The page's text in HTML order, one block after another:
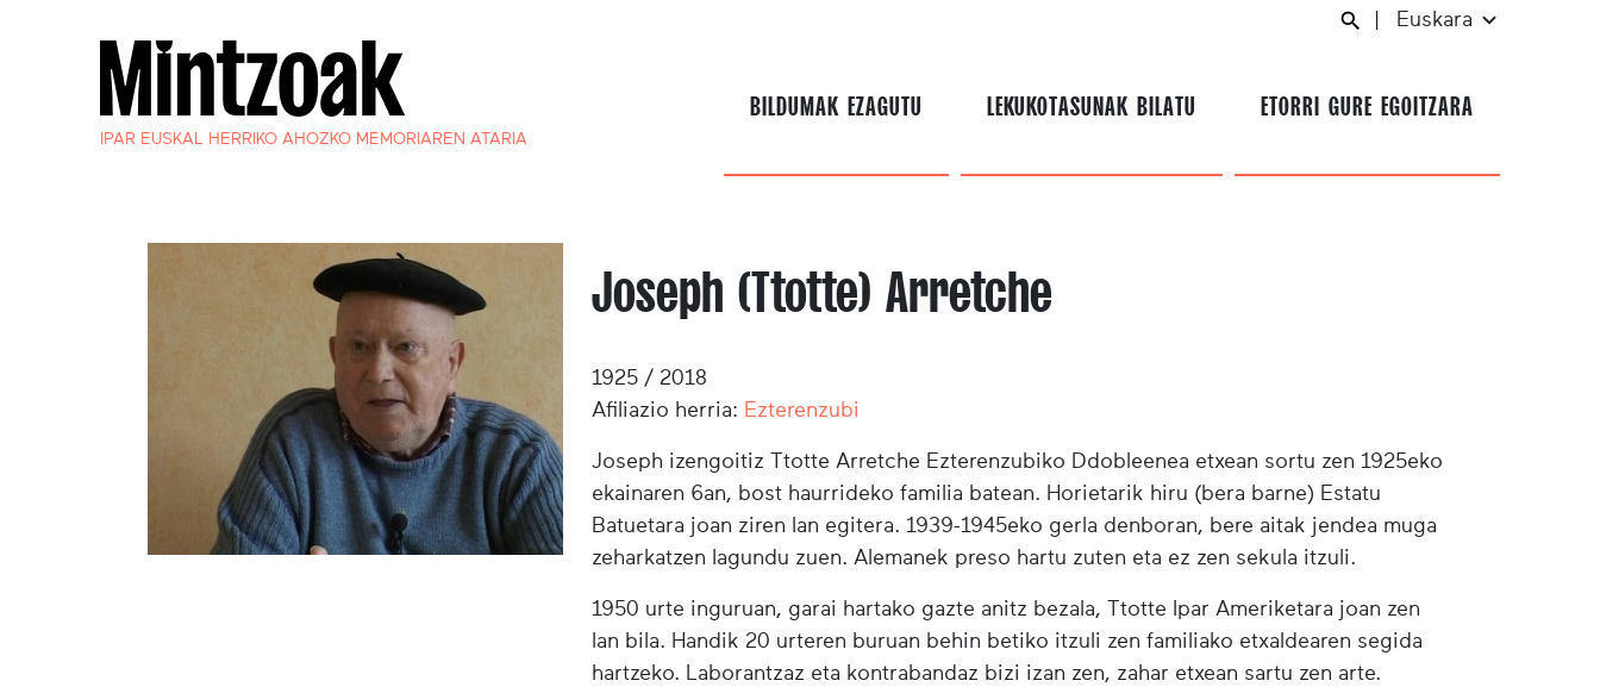
IPAR EUSKAL HERRIKO AHOZKO MEMORIAREN ATARIA
Euskara
BILDUMAK EZAGUTU LEKUKOTASUNAK BILATU ETORRI GURE EGOITZARA
Joseph (Ttotte) Arretche
1925 / 2018
Afiliazio herria: Ezterenzubi
Joseph izengoitiz Ttotte Arretche Ezterenzubiko Ddobleenea etxean sortu zen 1925eko
ekainaren 6an, bost haurrideko familia batean. Horietarik hiru (bera barne) Estatu
Batuetara joan ziren lan egitera. 1939-1945eko gerla denboran, bere aitak jendea muga
zeharkatzen lagundu zuen. Alemanek preso hartu zuten eta ez zen sekula itzuli.
1950 urte inguruan, garai hartako gazte anitz bezala, Ttotte Ipar Ameriketara joan zen
lan bila. Handik 20 urteren buruan behin betiko itzuli zen familiako etxaldearen segida
hartzeko. Laborantzaz eta kontrabandaz bizi izan zen, zahar etxean sartu zen arte.